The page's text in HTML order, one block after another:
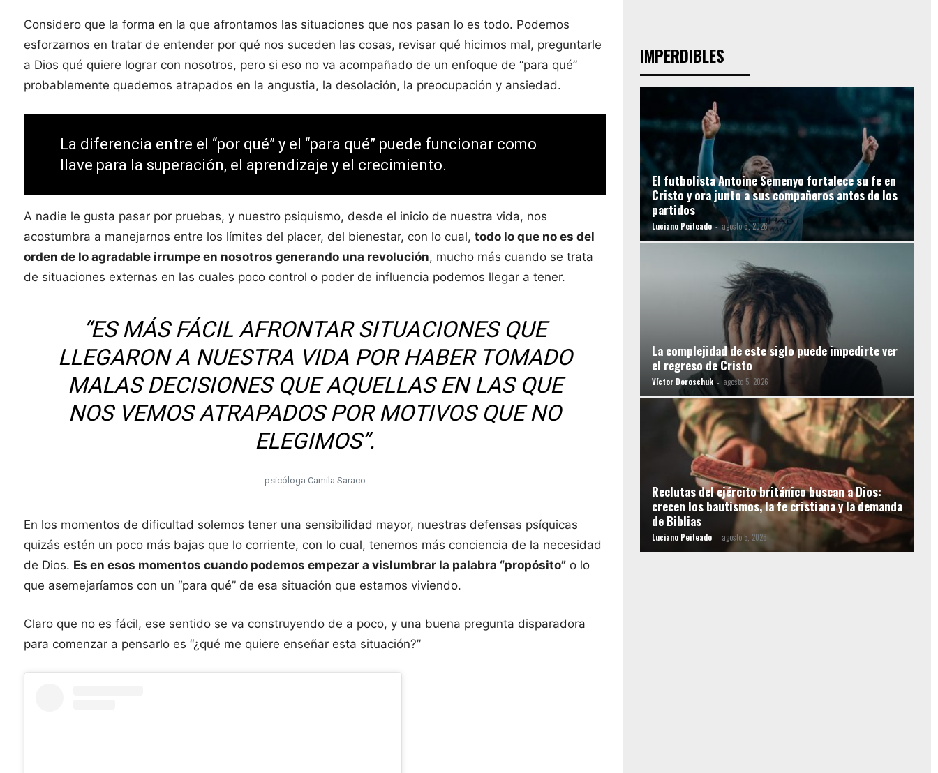
Considero que la forma en la que afrontamos las situaciones que nos pasan lo es todo. Podemos
esforzarnos en tratar de entender por qué nos suceden las cosas, revisar qué hicimos mal, preguntarle
a Dios qué quiere lograr con nosotros, pero si eso no va acompañado de un enfoque de “para qué”
probablemente quedemos atrapados en la angustia, la desolación, la preocupación y ansiedad.
La diferencia entre el “por qué” y el “para qué” puede funcionar como
llave para la superación, el aprendizaje y el crecimiento.
A nadie le gusta pasar por pruebas, y nuestro psiquismo, desde el inicio de nuestra vida, nos
acostumbra a manejarnos entre los límites del placer, del bienestar, con lo cual, todo lo que no es del
orden de lo agradable irrumpe en nosotros generando una revolución, mucho más cuando se trata
de situaciones externas en las cuales poco control o poder de influencia podemos llegar a tener.
“ES MÁS FÁCIL AFRONTAR SITUACIONES QUE
LLEGARON A NUESTRA VIDA POR HABER TOMADO
MALAS DECISIONES QUE AQUELLAS EN LAS QUE
NOS VEMOS ATRAPADOS POR MOTIVOS QUE NO
ELEGIMOS”.
psicóloga Camila Saraco
En los momentos de dificultad solemos tener una sensibilidad mayor, nuestras defensas psíquicas
quizás estén un poco más bajas que lo corriente, con lo cual, tenemos más conciencia de la necesidad
de Dios. Es en esos momentos cuando podemos empezar a vislumbrar la palabra “propósito”o lo
que asemejaríamos con un “para qué” de esa situación que estamos viviendo.
Claro que no es fácil, ese sentido se va construyendo de a poco, y una buena pregunta disparadora
para comenzar a pensarlo es “¿qué me quiere enseñar esta situación?”
IMPERDIBLES
El futbolista Antoine Semenyo fortalece su fe en
Cristo y ora junto a sus compañeros antes de los
partidos
Luciano Peiteado - agosto 6, 2026
La complejidad de este siglo puede impedirte ver
el regreso de Cristo
Víctor Doroschuk - agosto 5, 2026
Reclutas del ejército británico buscan a Dios:
crecen los bautismos, la fe cristiana y la demanda
de Biblias
Luciano Peiteado - agosto 5, 2026